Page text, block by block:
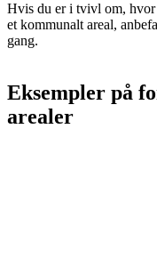
Hvis du er i tvivl om, hvor
et kommunalt areal,
gang.
Eksempler på
arealer